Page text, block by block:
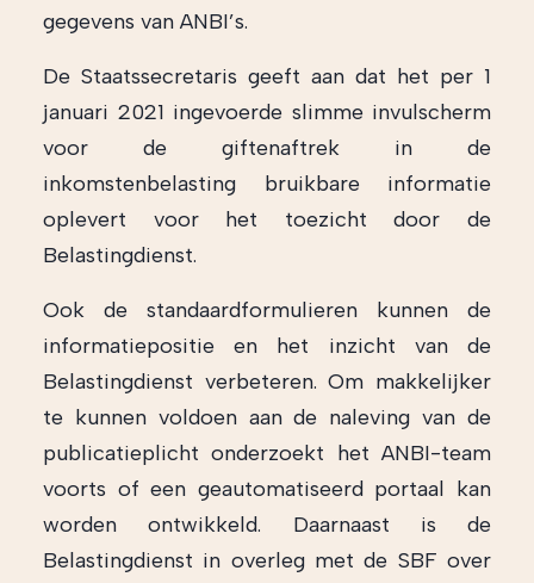
gegevens van ANBI’s.
De Staatssecretaris geeft aan dat het per 1
januari 2021 ingevoerde slimme invulscherm
voor de giftenaftrek in de
inkomstenbelasting bruikbare informatie
oplevert voor het toezicht door de
Belastingdienst.
Ook de standaardformulieren kunnen de
informatiepositie en het inzicht van de
Belastingdienst verbeteren. Om makkelijker
te kunnen voldoen aan de naleving van de
publicatieplicht onderzoekt het ANBI-team
voorts of een geautomatiseerd portaal kan
worden ontwikkeld. Daarnaast is de
Belastingdienst in overleg met de SBF over